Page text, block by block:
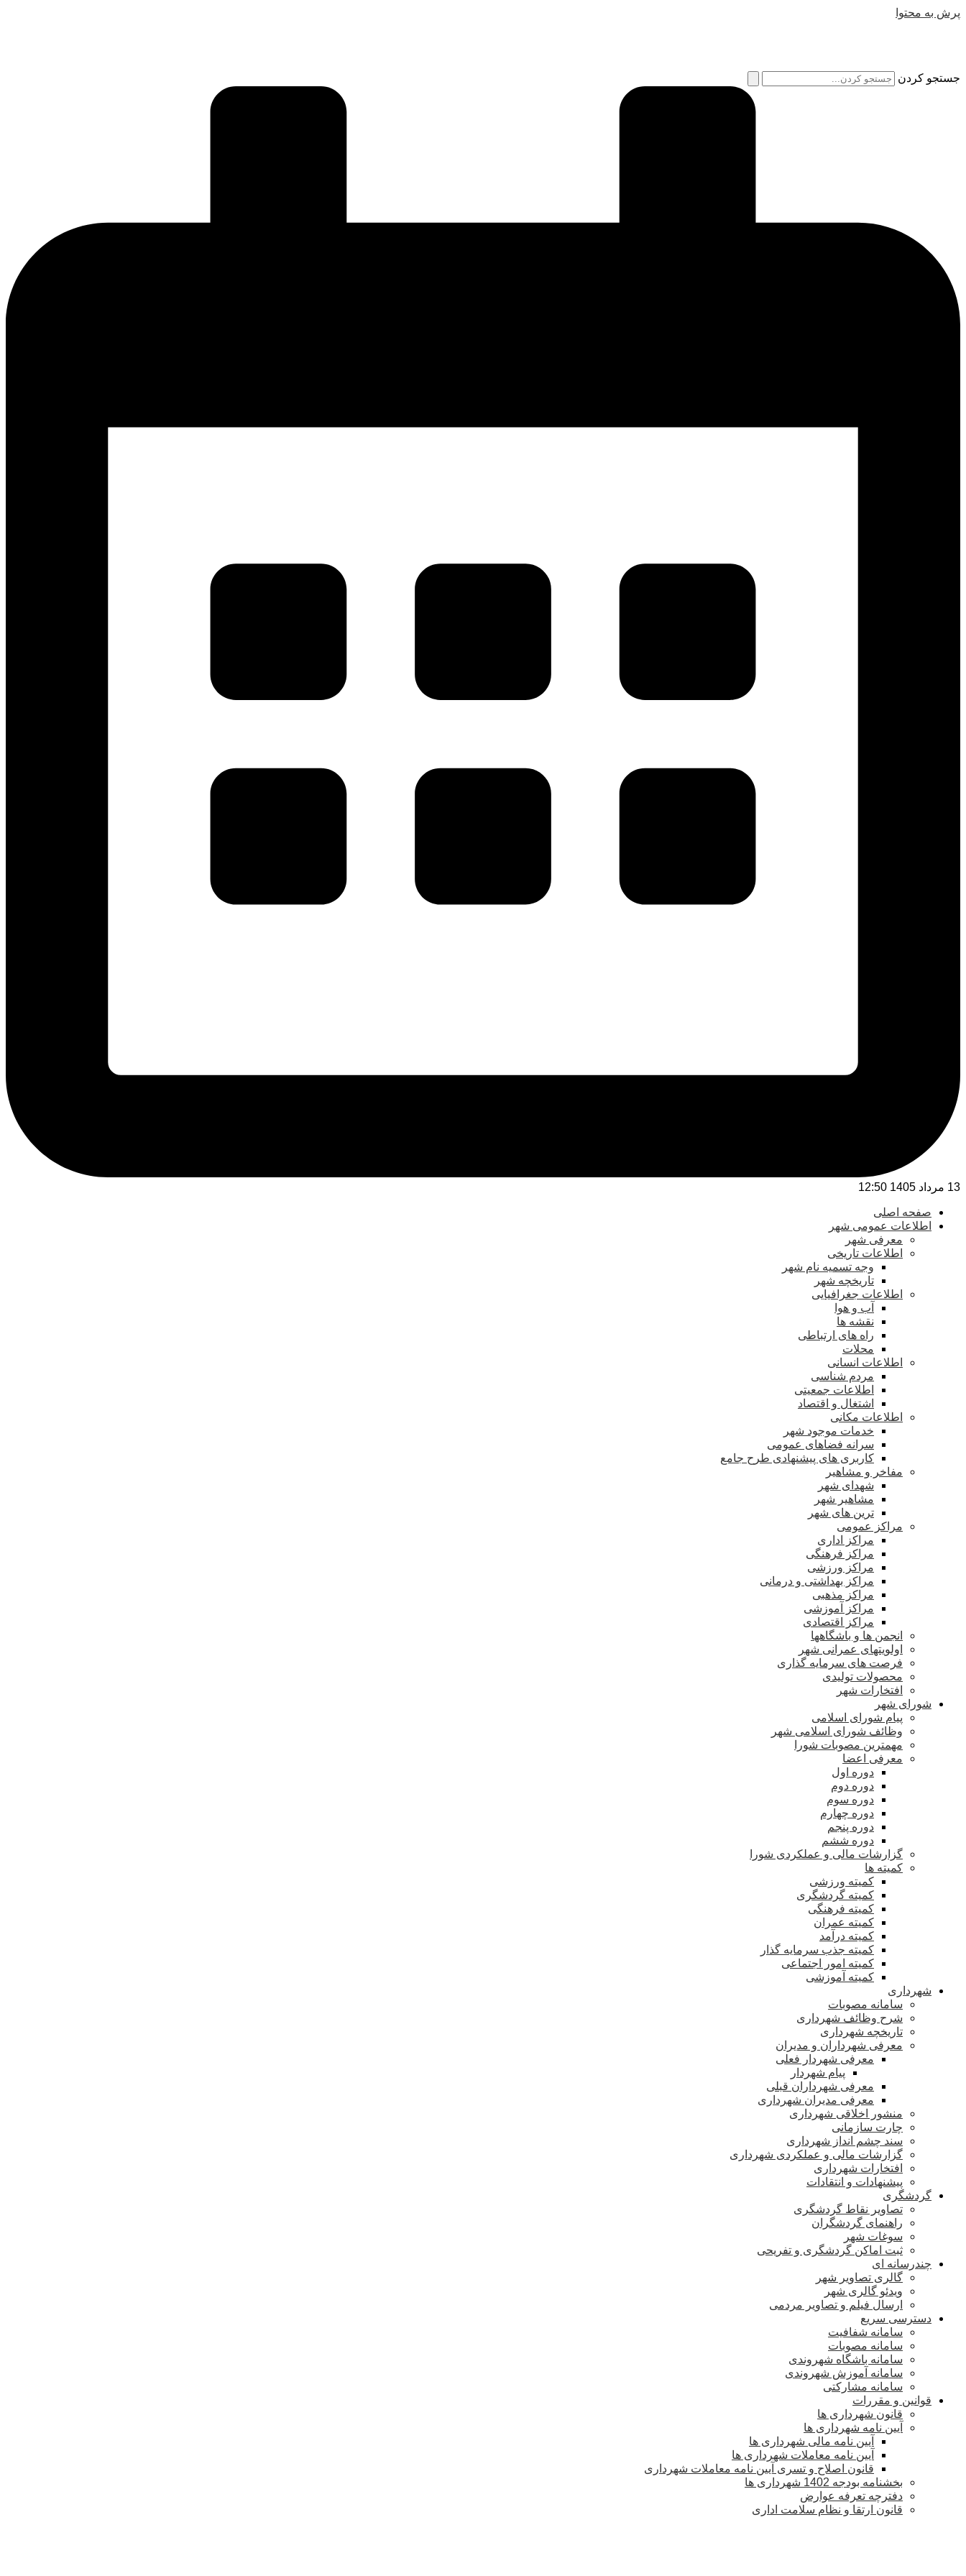
پرش به محتوا
جستجو کردن
13 مرداد 1405 12:50
صفحه اصلی
اطلاعات عمومی شهر
معرفی شهر
اطلاعات تاریخی
وجه تسمیه نام شهر
تاریخچه شهر
اطلاعات جغرافیایی
آب و هوا
نقشه ها
راه های ارتباطی
محلات
اطلاعات انسانی
مردم شناسی
اطلاعات جمعیتی
اشتغال و اقتصاد
اطلاعات مکانی
خدمات موجود شهر
سرانه فضاهای عمومی
کاربری های پیشنهادی طرح جامع
مفاخر و مشاهیر
شهدای شهر
مشاهیر شهر
ترین های شهر
مراکز عمومی
مراکز اداری
مراکز فرهنگی
مراکز ورزشی
مراکز بهداشتی و درمانی
مراکز مذهبی
مراکز آموزشی
مراکز اقتصادی
انجمن ها و باشگاهها
اولویتهای عمرانی شهر
فرصت های سرمایه گذاری
محصولات تولیدی
افتخارات شهر
شورای شهر
پیام شورای اسلامی
وظائف شورای اسلامی شهر
مهمترین مصوبات شورا
معرفی اعضا
دوره اول
دوره دوم
دوره سوم
دوره چهارم
دوره پنجم
دوره ششم
گزارشات مالی و عملکردی شورا
کمیته ها
کمیته ورزشی
کمیته گردشگری
کمیته فرهنگی
کمیته عمران
کمیته درآمد
کمیته جذب سرمایه گذار
کمیته امور اجتماعی
کمیته آموزشی
شهرداری
سامانه مصوبات
شرح وظائف شهرداری
تاریخچه شهرداری
معرفی شهرداران و مدیران
معرفی شهردار فعلی
پیام شهردار
معرفی شهرداران قبلی
معرفی مدیران شهرداری
منشور اخلاقی شهرداری
چارت سازمانی
سند چشم انداز شهرداری
گزارشات مالی و عملکردی شهرداری
افتخارات شهرداری
پیشنهادات و انتقادات
گردشگری
تصاویر نقاط گردشگری
راهنمای گردشگران
سوغات شهر
ثبت اماکن گردشگری و تفریحی
چندرسانه ای
گالری تصاویر شهر
ویدئو گالری شهر
ارسال فیلم و تصاویر مردمی
دسترسی سریع
سامانه شفافیت
سامانه مصوبات
سامانه باشگاه شهروندی
سامانه آموزش شهروندی
سامانه مشارکتی
قوانین و مقررات
قانون شهرداری ها
آیین نامه شهرداری ها
آیین نامه مالی شهرداری ها
آیین نامه معاملات شهرداری ها
قانون اصلاح و تسری آیین نامه معاملات شهرداری
بخشنامه بودجه 1402 شهرداری ها
دفترچه تعرفه عوارض
قانون ارتقا و نظام سلامت اداری